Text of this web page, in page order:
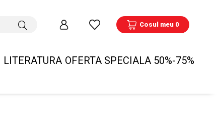
Cosul meu 0
LITERATURA OFERTA SPECIALA 50%-75%